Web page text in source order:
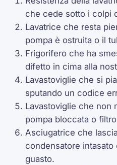
che cede sotto i colpi
Lavatrice che resta
pompa è ostruita o il
Frigorifero che ha
difetto in cima alla
Lavastoviglie che si
sputando un codice
Lavastoviglie che non
pompa bloccata o
Asciugatrice che
condensatore
guasto.